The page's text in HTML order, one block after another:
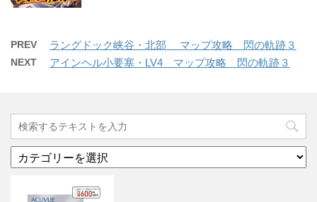
PREV ラングドック峡谷・北部 マップ攻略 閃の軌跡３
NEXT アインヘル小要塞・LV4 マップ攻略 閃の軌跡３
テ